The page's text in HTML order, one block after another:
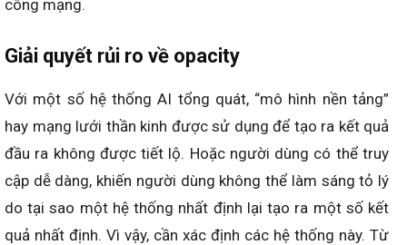
công mạng.
Giải quyết rủi ro về opacity
Với một số hệ thống AI tổng quát, “mô hình nền tảng”
hay mạng lưới thần kinh được sử dụng để tạo ra kết quả
đầu ra không được tiết lộ. Hoặc người dùng có thể truy
cập dễ dàng, khiến người dùng không thể làm sáng tỏ lý
do tại sao một hệ thống nhất định lại tạo ra một số kết
quả nhất định. Vì vậy, cần xác định các hệ thống này. Từ